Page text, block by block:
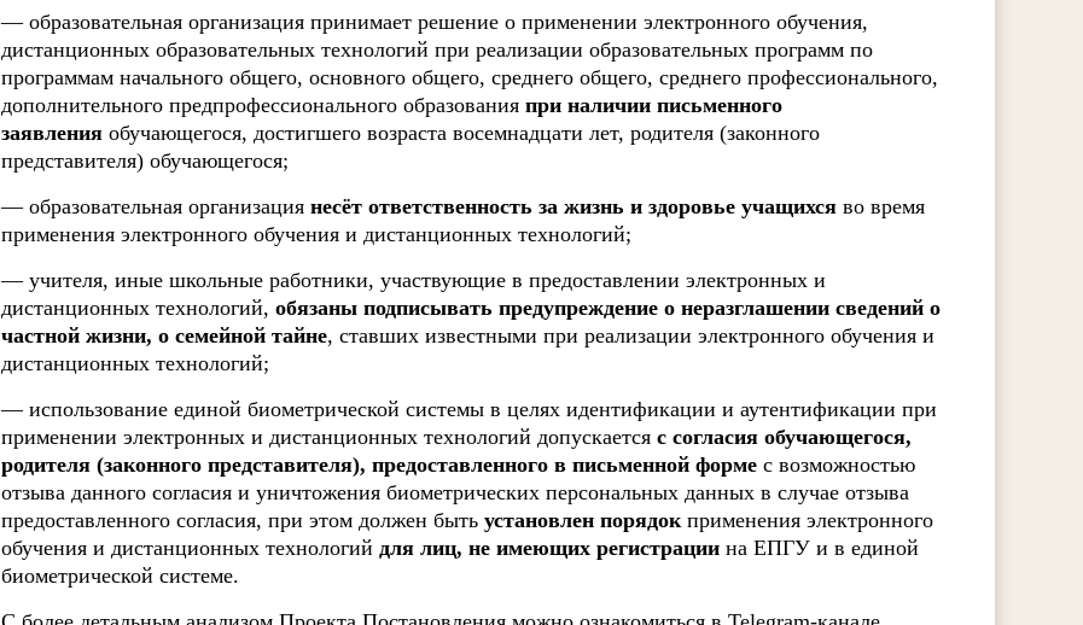
— образовательная организация принимает решение о применении электронного обучения,
дистанционных образовательных технологий при реализации образовательных программ по
программам начального общего, основного общего, среднего общего, среднего профессионального,
дополнительного предпрофессионального образованияпри наличии письменного
заявления обучающегося, достигшего возраста восемнадцати лет, родителя (законного
представителя) обучающегося;
— образовательная организациянесёт ответственность за жизнь и здоровье учащихся во время
применения электронного обучения и дистанционных технологий;
— учителя, иные школьные работники, участвующие в предоставлении электронных и
дистанционных технологий,обязаны подписывать предупреждение о неразглашении сведений о
частной жизни, о семейной тайне, ставших известными при реализации электронного обучения и
дистанционных технологий;
— использование единой биометрической системы в целях идентификации и аутентификации при
применении электронных и дистанционных технологий допускаетсяс согласия обучающегося,
родителя (законного представителя), предоставленного в письменной формес возможностью
отзыва данного согласия и уничтожения биометрических персональных данных в случае отзыва
предоставленного согласия, при этом должен бытьустановлен порядокприменения электронного
обучения и дистанционных технологийдля лиц, не имеющих регистрации на ЕПГУ и в единой
биометрической системе.